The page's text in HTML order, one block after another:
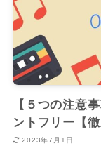
【５つの注意
ントフリー【徹
2023年7月1日